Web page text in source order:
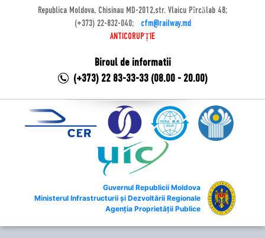
Republica Moldova, Chisinau MD-2012,str. Vlaicu Pîrcălab 48;
(+373) 22-832-040;
cfm@railway.md
ANTICORUPȚIE
Biroul de informatii
(+373) 22 83-33-33 (08.00 - 20.00)
Guvernul Republicii Moldova
Ministerul Infrastructurii și Dezvoltării Regionale
Agenția Proprietății Publice